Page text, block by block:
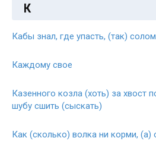
К
Кабы знал, где упасть, (так)
Каждому свое
Казенного козла (хоть) за хвост
шубу сшить (сыскать)
Как (сколько) волка ни корми, (а)